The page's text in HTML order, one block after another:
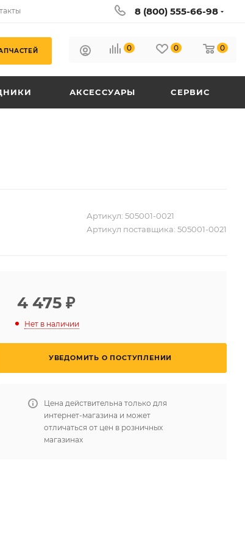
8 (800) 555-66-98
0 0 0
АКСЕССУАРЫ СЕРВИС
Артикул: 505001-0021
Артикул поставщика: 505001-0021
4 475 ₽
Нет в наличии
УВЕДОМИТЬ О ПОСТУПЛЕНИИ
Цена действительна только для
интернет-магазина и может
отличаться от цен в розничных
магазинах